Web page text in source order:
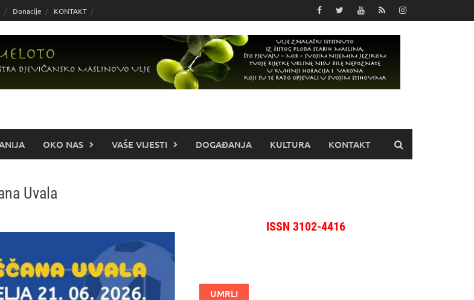
Donacije KONTAKT
OKO NAS VAŠE VIJESTI DOGAĐANJA KULTURA KONTAKT
Uvala
ISSN 3102-4416
UMRLI